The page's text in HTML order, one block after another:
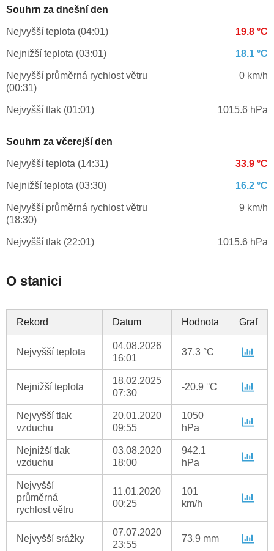
Souhrn za dnešní den
Nejvyšší teplota (04:01) 19.8 °C
Nejnižší teplota (03:01) 18.1 °C
Nejvyšší průměrná rychlost větru
(00:31)
0 km/h
Nejvyšší tlak (01:01) 1015.6 hPa
Souhrn za včerejší den
Nejvyšší teplota (14:31) 33.9 °C
Nejnižší teplota (03:30) 16.2 °C
Nejvyšší průměrná rychlost větru
(18:30)
9 km/h
Nejvyšší tlak (22:01) 1015.6 hPa
O stanici
Rekord Datum Hodnota Graf
Nejvyšší teplota
04.08.2026
16:01
37.3 °C
Nejnižší teplota
18.02.2025
07:30
-20.9 °C
Nejvyšší tlak
vzduchu
20.01.2020
09:55
1050
hPa
Nejnižší tlak
vzduchu
03.08.2020
18:00
942.1
hPa
Nejvyšší
průměrná
rychlost větru
11.01.2020
00:25
101
km/h
Nejvyšší srážky
07.07.2020
23:55
73.9 mm